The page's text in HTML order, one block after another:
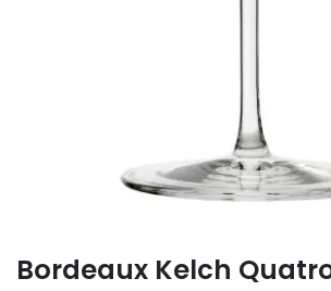
Bordeaux Kelch